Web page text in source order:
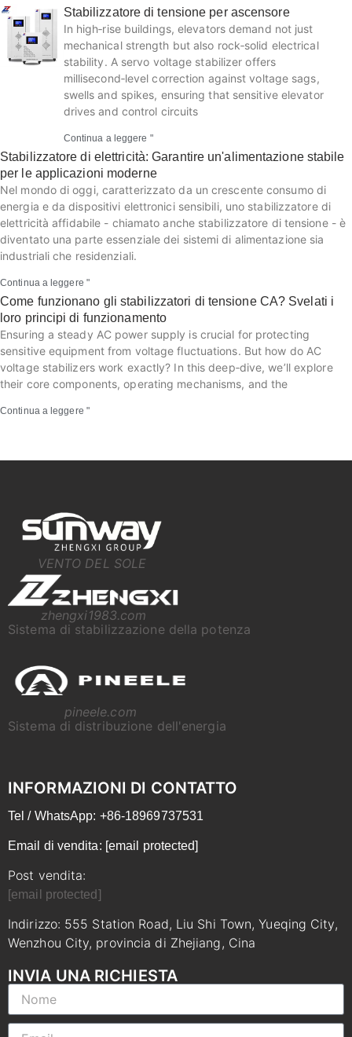
Stabilizzatore di tensione per ascensore
In high‐rise buildings, elevators demand not just
mechanical strength but also rock‑solid electrical
stability. A servo voltage stabilizer offers
millisecond‑level correction against voltage sags,
swells and spikes, ensuring that sensitive elevator
drives and control circuits
Continua a leggere "
Stabilizzatore di elettricità: Garantire un'alimentazione stabile
per le applicazioni moderne
Nel mondo di oggi, caratterizzato da un crescente consumo di
energia e da dispositivi elettronici sensibili, uno stabilizzatore di
elettricità affidabile - chiamato anche stabilizzatore di tensione - è
diventato una parte essenziale dei sistemi di alimentazione sia
industriali che residenziali.
Continua a leggere "
Come funzionano gli stabilizzatori di tensione CA? Svelati i
loro principi di funzionamento
Ensuring a steady AC power supply is crucial for protecting
sensitive equipment from voltage fluctuations. But how do AC
voltage stabilizers work exactly? In this deep‑dive, we’ll explore
their core components, operating mechanisms, and the
Continua a leggere "
VENTO DEL SOLE
zhengxi1983.com
Sistema di stabilizzazione della potenza
pineele.com
Sistema di distribuzione dell'energia
INFORMAZIONI DI CONTATTO
Tel / WhatsApp: +86-18969737531
Email di vendita: [email protected]
Post vendita:
[email protected]
Indirizzo: 555 Station Road, Liu Shi Town, Yueqing City,
Wenzhou City, provincia di Zhejiang, Cina
INVIA UNA RICHIESTA